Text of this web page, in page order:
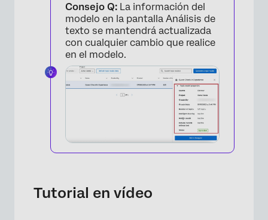
×
Consejo Q: La información del
modelo en la pantalla Análisis de
texto se mantendrá actualizada
con cualquier cambio que realice
en el modelo.
Tutorial en vídeo